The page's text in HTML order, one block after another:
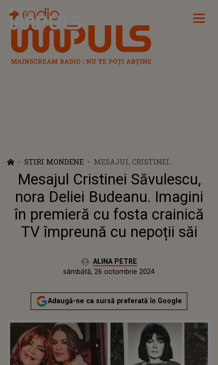
Radio Impuls
STIRI MONDENE
MESAJUL CRISTINEI
SĂVULESCU, NORA DELIEI
BUDEANU. IMAGINI ÎN
PREMIERĂ CU FOSTA CRAINICĂ
TV ÎMPREUNĂ CU NEPOȚII SĂI
Mesajul Cristinei Săvulescu,
nora Deliei Budeanu. Imagini
în premieră cu fosta crainică
TV împreună cu nepoții săi
Autor:ALINA PETRE
sâmbătă, 26 octombrie 2024
Actualizat:
sâmbătă, 26 octombrie 2024
Adaugă-ne ca sursă preferată în Google